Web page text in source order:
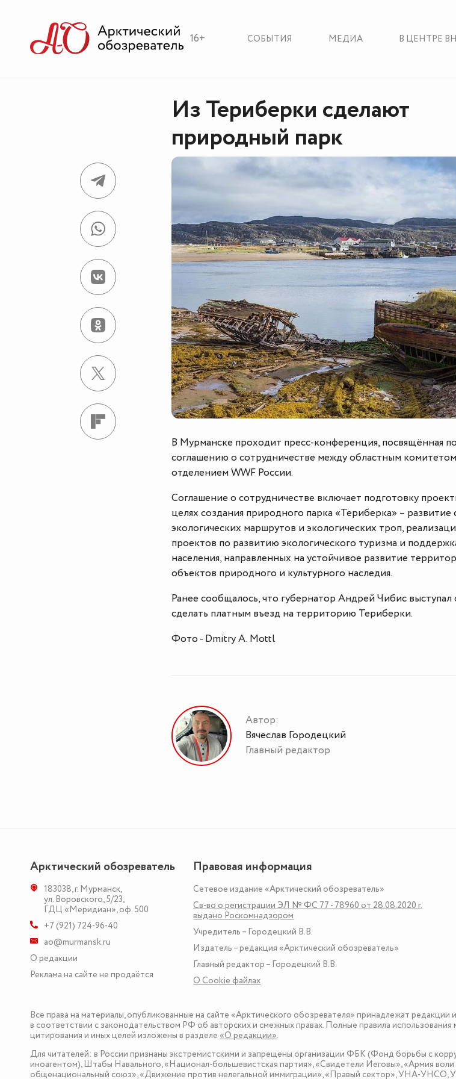
16+ СОБЫТИЯ МЕДИА В ЦЕНТРЕ
Из Териберки сделают
природный парк
В Мурманске проходит пресс-конференция, посвящённая
соглашению о сотрудничестве между областным
отделением WWF России.
Соглашение о сотрудничестве включает подготовку
целях создания природного парка «Териберка» –
экологических маршрутов и экологических троп,
проектов по развитию экологического туризма и
населения, направленных на устойчивое развитие
объектов природного и культурного наследия.
Ранее сообщалось, что губернатор Андрей Чибис
сделать платным въезд на территорию Териберки.
Фото - Dmitry A. Mottl
Автор:
Вячеслав Городецкий
Главный редактор
Арктический обозреватель
183038,г. Мурманск,
ул. Воровского, 5/23,
ГДЦ «Меридиан», оф. 500
+7 (921) 724-96-40
ao@murmansk.ru
О редакции
Реклама на сайте не продаётся
Правовая информация
Сетевое издание «Арктический обозреватель»
Св-во о регистрации ЭЛ № ФС 77 - 78960 от 28.08.2020 г.
выдано Роскомнадзором
Учредитель – Городецкий В.В.
Издатель – редакция «Арктический обозреватель»
Главный редактор – Городецкий В.В.
О Сookie файлах
Все права на материалы, опубликованные на сайте «Арктического обозревателя» принадлежат редакции
в соответствии с законодательством РФ об авторских и смежных правах. Полные правила использования
цитирования и иных целей изложены в разделе «О редакции».
Для читателей: в России признаны экстремистскими и запрещены организации ФБК (Фонд борьбы с
иноагентом), Штабы Навального, «Национал-большевистская партия», «Свидетели Иеговы», «Армия воли
общенациональный союз», «Движение против нелегальной иммиграции», «Правый сектор», УНА-УНСО,